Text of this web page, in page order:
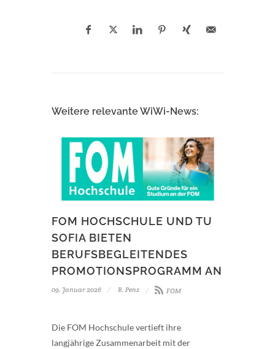
Weitere relevante WiWi-News:
FOM HOCHSCHULE UND TU
SOFIA BIETEN
BERUFSBEGLEITENDES
PROMOTIONSPROGRAMM AN
09. Januar 2026 B. Penz FOM
Die FOM Hochschule vertieft ihre
langjährige Zusammenarbeit mit der